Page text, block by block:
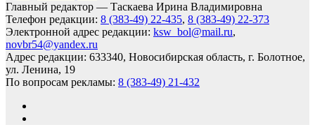
Главный редактор — Таскаева Ирина Владимировна
Телефон редакции: 8 (383-49) 22-435, 8 (383-49) 22-373
Электронной адрес редакции: ksw_bol@mail.ru,
novbr54@yandex.ru
Адрес редакции: 633340, Новосибирская область, г. Болотное,
ул. Ленина, 19
По вопросам рекламы: 8 (383-49) 21-432